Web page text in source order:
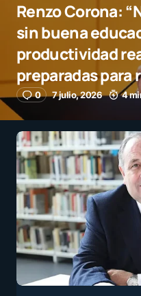
Renzo Corona:
sin buena
productividad
preparadas para
0 7 julio, 2026 4